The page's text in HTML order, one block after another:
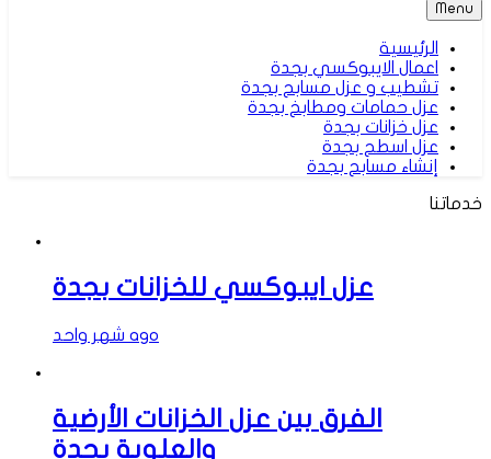
Menu
الرئيسية
اعمال الايبوكسي بجدة
تشطيب و عزل مسابح بجدة
عزل حمامات ومطابخ بجدة
عزل خزانات بجدة
عزل اسطح بجدة
إنشاء مسابح بجدة
خدماتنا
عزل ايبوكسي للخزانات بجدة
شهر واحد ago
الفرق بين عزل الخزانات الأرضية
والعلوية بجدة